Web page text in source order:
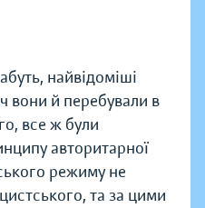
найвідоміші
вони й перебували в
все ж були
авторитарної
режиму не
та за цими